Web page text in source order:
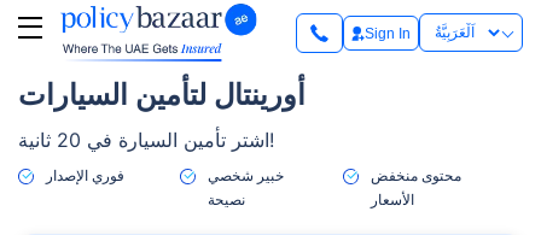
Sign In
أورينتال لتأمين السيارات
اشتر تأمين السيارة في 20 ثانية!
فوري الإصدار
خبير شخصي
نصيحة
محتوى منخفض
الأسعار